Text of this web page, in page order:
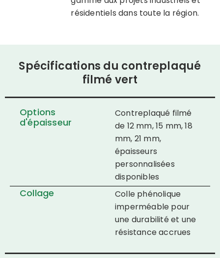
résidentiels dans toute la région.
Spécifications du contreplaqué
filmé vert
Options
d'épaisseur
Contreplaqué filmé
de 12 mm, 15 mm, 18
mm, 21 mm,
épaisseurs
personnalisées
disponibles
Collage
Colle phénolique
imperméable pour
une durabilité et une
résistance accrues